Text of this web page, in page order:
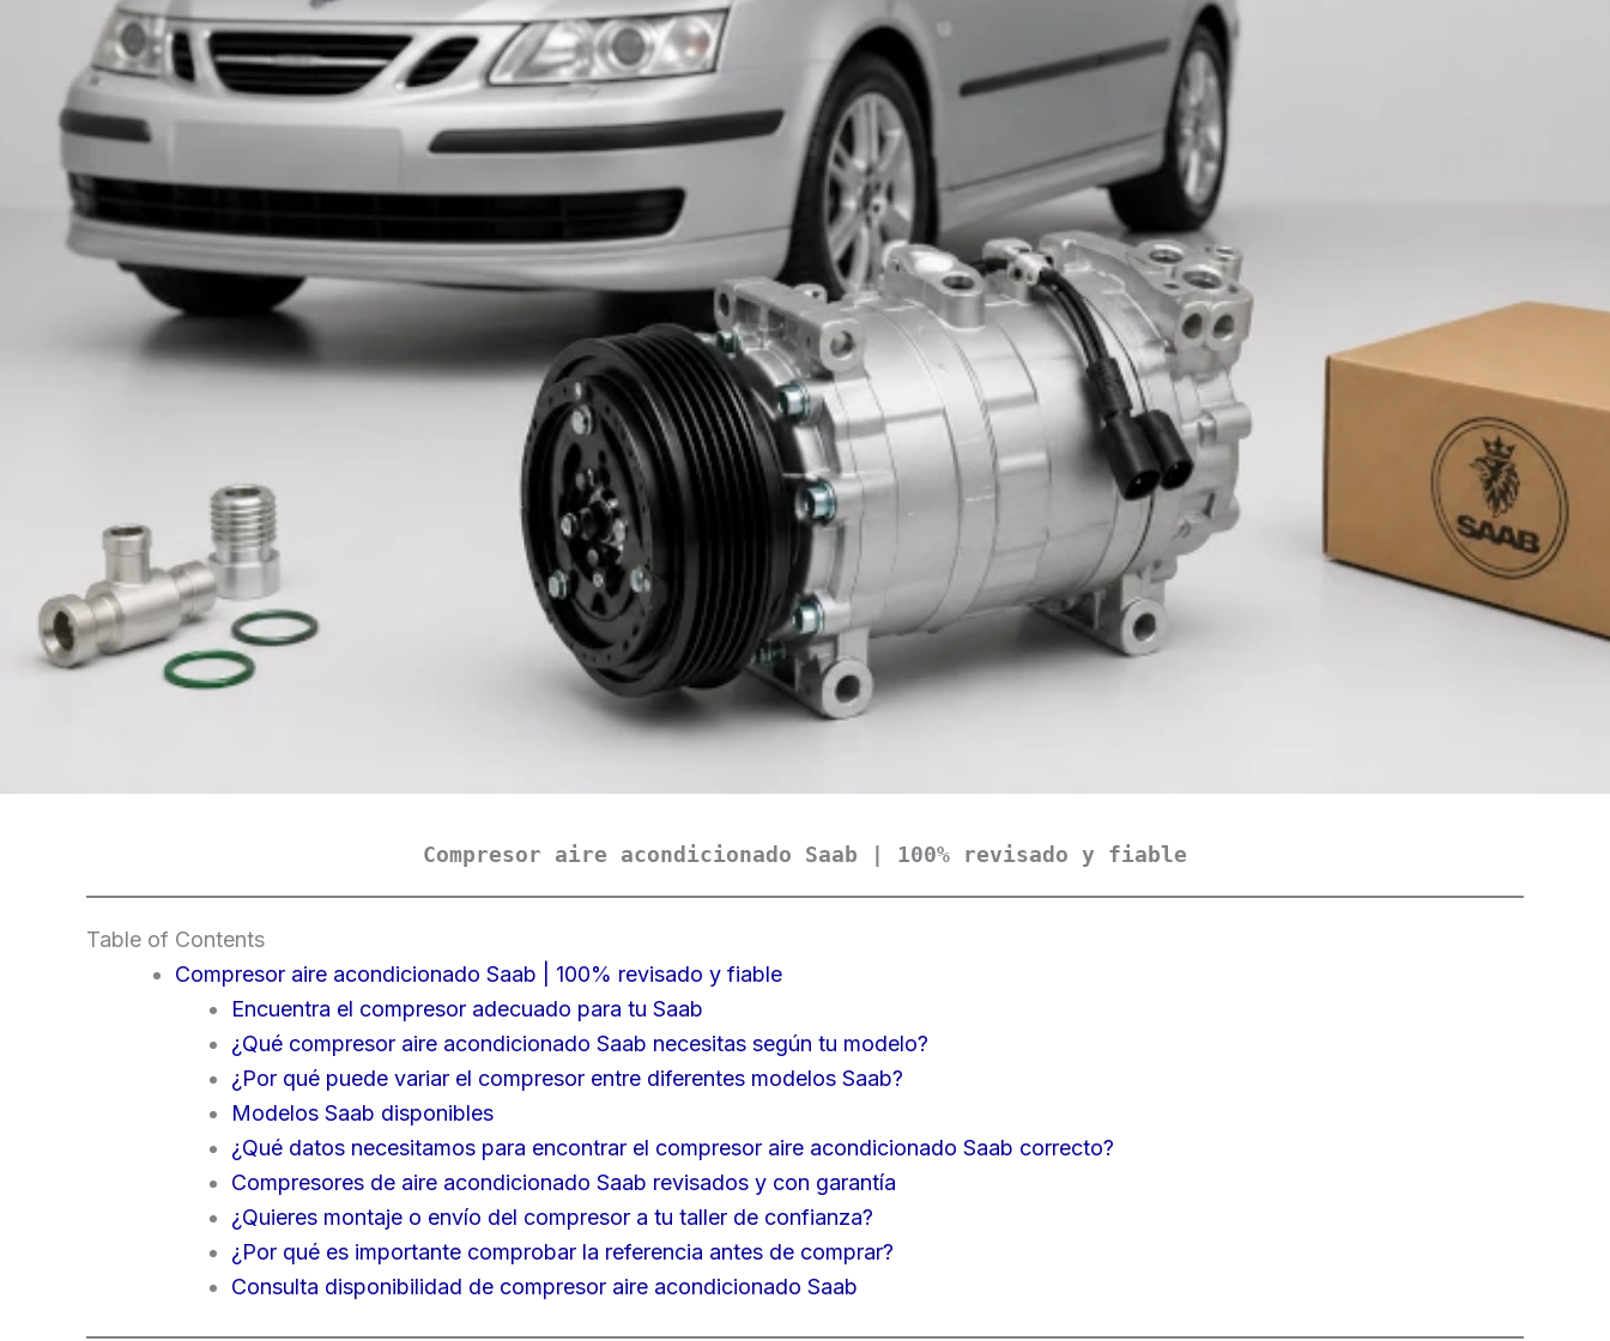
Compresor aire acondicionado Saab | 100% revisado y fiable
Table of Contents
Compresor aire acondicionado Saab | 100% revisado y fiable
Encuentra el compresor adecuado para tu Saab
¿Qué compresor aire acondicionado Saab necesitas según tu modelo?
¿Por qué puede variar el compresor entre diferentes modelos Saab?
Modelos Saab disponibles
¿Qué datos necesitamos para encontrar el compresor aire acondicionado Saab correcto?
Compresores de aire acondicionado Saab revisados y con garantía
¿Quieres montaje o envío del compresor a tu taller de confianza?
¿Por qué es importante comprobar la referencia antes de comprar?
Consulta disponibilidad de compresor aire acondicionado Saab